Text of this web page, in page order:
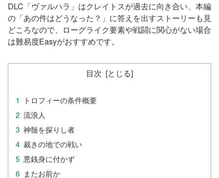
DLC「ヴァルハラ」はクレイトスが過去に向き合い、本編
の「あの件はどうなった？」に答えを出すストーリーも見
どころなので、ローグライク要素や戦闘に関心がない場合
は難易度Easyがおすすめです。
目次
トロフィーの条件概要
流浪人
神髄を探りし者
裁きの地での戦い
悪銭身に付かず
またお前か